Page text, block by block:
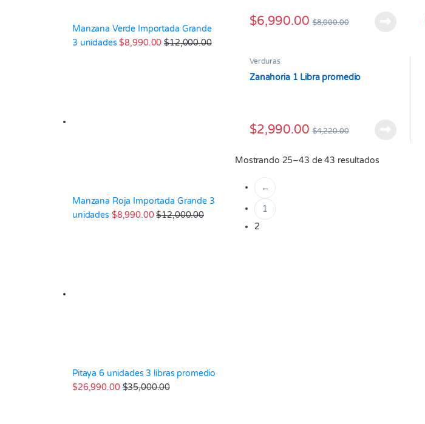
$6,990.00 $8,000.00
Verduras
Zanahoria 1 Libra promedio
$2,990.00 $4,220.00
Mostrando 25–43 de 43 resultados
←
1
2
Manzana Verde Importada Grande
3 unidades $8,990.00 $12,000.00
Manzana Roja Importada Grande 3
unidades $8,990.00 $12,000.00
Pitaya 6 unidades 3 libras promedio
$26,990.00 $35,000.00